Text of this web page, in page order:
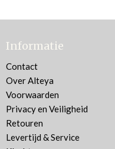
Informatie
Contact
Over Alteya
Voorwaarden
Privacy en Veiligheid
Retouren
Levertijd & Service